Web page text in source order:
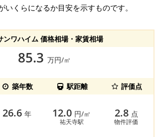
いくらになるか目安を示すものです。
ンワハイム 価格相場・家賃相場
85.3 万円/㎡
築年数 駅距離 評価点
26.6年 12.0 円/㎡
祐天寺駅
2.8 点
物件評価